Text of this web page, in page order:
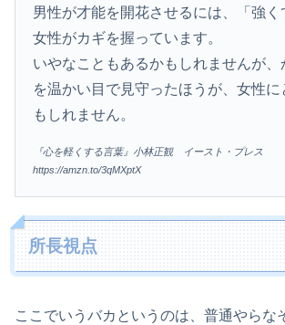
男性が才能を開花させるには、「強く
女性がカギを握っています。
いやなこともあるかもしれませんが、
を温かい目で見守ったほうが、女性
もしれません。
『心を軽くする言葉』小林正観 イースト・プレス
https://amzn.to/3qMXptX
所長視点
ここでいうバカというのは、普通やらな